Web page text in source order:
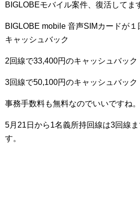
BIGLOBEモバイル案件、復活してま
BIGLOBE mobile 音声SIMカードが
キャッシュバック
2回線で33,400円のキャッシュバック
3回線で50,100円のキャッシュバック
事務手数料も無料なのでいいですね。
5月21日から1名義所持回線は3回線
す。